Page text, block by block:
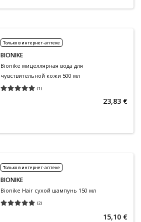
Только в интернет-аптеке
BIONIKE
Bionike мицеллярная вода для
чувствительной кожи 500 мл
(1)
Средняя оценка 5.00
23,83 €
Только в интернет-аптеке
BIONIKE
Bionike Hair сухой шампунь 150 мл
(2)
Средняя оценка 5.00
15,10 €